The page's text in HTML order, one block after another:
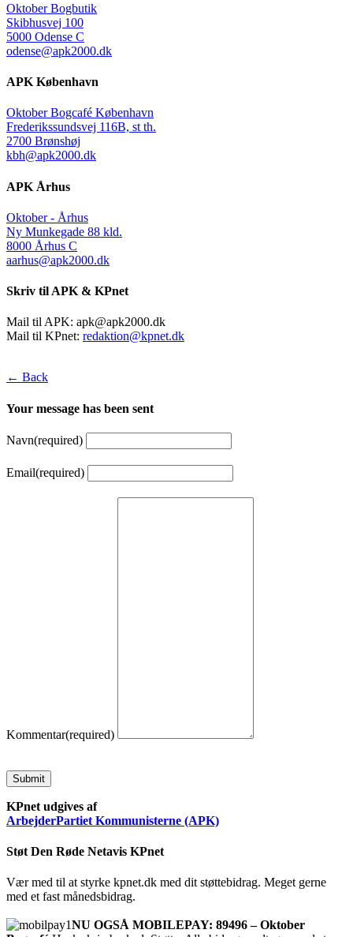
Oktober Bogbutik
Skibhusvej 100
5000 Odense C
odense@apk2000.dk
APK København
Oktober Bogcafé København
Frederikssundsvej 116B, st th.
2700 Brønshøj
kbh@apk2000.dk
APK Århus
Oktober - Århus
Ny Munkegade 88 kld.
8000 Århus C
aarhus@apk2000.dk
Skriv til APK & KPnet
Mail til APK: apk@apk2000.dk
Mail til KPnet: redaktion@kpnet.dk
← Back
Your message has been sent
Navn(required)
Email(required)
Kommentar(required)
Submit
KPnet udgives af
ArbejderPartiet Kommunisterne (APK)
Støt Den Røde Netavis KPnet
Vær med til at styrke kpnet.dk med dit støttebidrag. Meget gerne
med et fast månedsbidrag.
NU OGSÅ MOBILEPAY: 89496 – Oktober